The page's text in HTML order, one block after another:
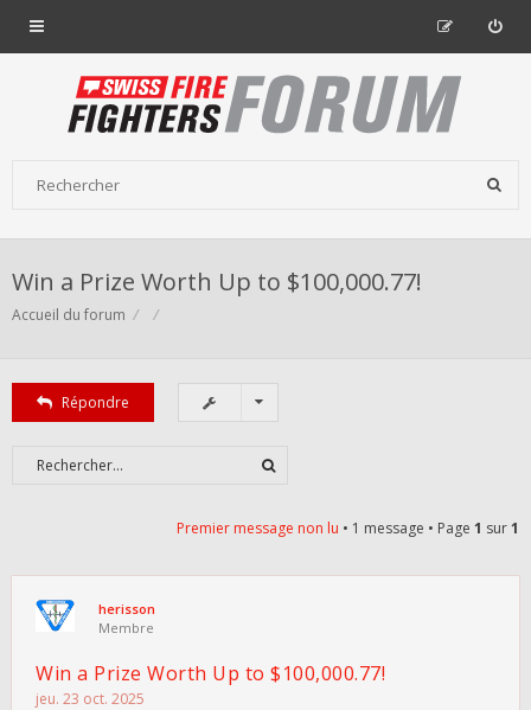
Win a Prize Worth Up to $100,000.77!
Accueil du forum
Répondre
Premier message non lu • 1 message • Page 1 sur1
herisson
Membre
Win a Prize Worth Up to $100,000.77!
jeu. 23 oct. 2025